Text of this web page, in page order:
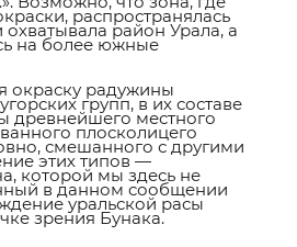
распространялась
охватывала район Урала, а
на более южные
окраску радужины
групп, в их составе
древнейшего местного
плосколицего
смешанного с другими
этих типов —
которой мы здесь не
в данном сообщении
уральской расы
зрения Бунака.